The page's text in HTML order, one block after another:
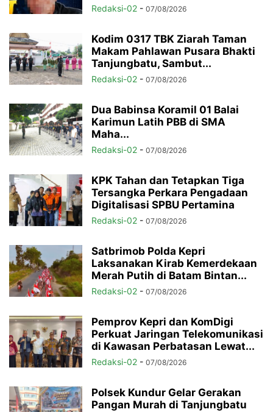
Redaksi-02 - 07/08/2026
Kodim 0317 TBK Ziarah Taman
Makam Pahlawan Pusara Bhakti
Tanjungbatu, Sambut...
Redaksi-02 - 07/08/2026
Dua Babinsa Koramil 01 Balai
Karimun Latih PBB di SMA
Maha...
Redaksi-02 - 07/08/2026
KPK Tahan dan Tetapkan Tiga
Tersangka Perkara Pengadaan
Digitalisasi SPBU Pertamina
Redaksi-02 - 07/08/2026
Satbrimob Polda Kepri
Laksanakan Kirab Kemerdekaan
Merah Putih di Batam Bintan...
Redaksi-02 - 07/08/2026
Pemprov Kepri dan KomDigi
Perkuat Jaringan Telekomunikasi
di Kawasan Perbatasan Lewat...
Redaksi-02 - 07/08/2026
Polsek Kundur Gelar Gerakan
Pangan Murah di Tanjungbatu